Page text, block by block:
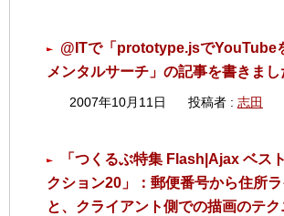
@ITで「prototype.jsでYouTube
メンタルサーチ」の記事を書きまし
2007年10月11日 投稿者 : 志田
「つくるぶ特集 Flash|Ajax ベス
クション20」：郵便番号から住所ラ
と、クライアント側での描画のテク